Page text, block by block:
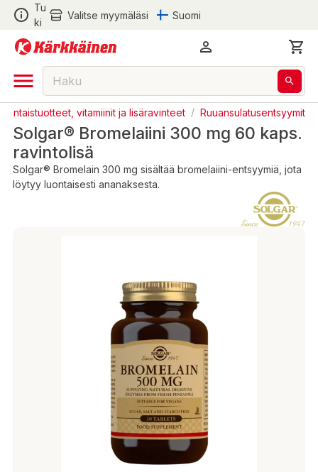
Tu
ki
Valitse myymäläsi Suomi
vitamiinit ja lisäravinteet / Ruuansulatusentsyymit
Solgar® Bromelaiini 300 mg 60 kaps.
ravintolisä
Solgar® Bromelain 300 mg sisältää bromelaiini-entsyymiä, jota
löytyy luontaisesti ananaksesta.